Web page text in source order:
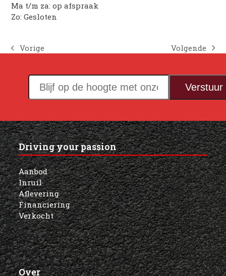
Ma t/m za: op afspraak
Zo: Gesloten
previous
Vorige
next
Volgende
Blijf
op
hoogte
met
onze
nieuwsbrief!
Verstuur
Driving your passion
Aanbod
Inruil
Aflevering
Financiering
Verkocht
Over